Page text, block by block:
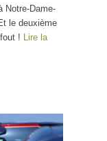
Notre-Dame-
le deuxième
!
Lire la